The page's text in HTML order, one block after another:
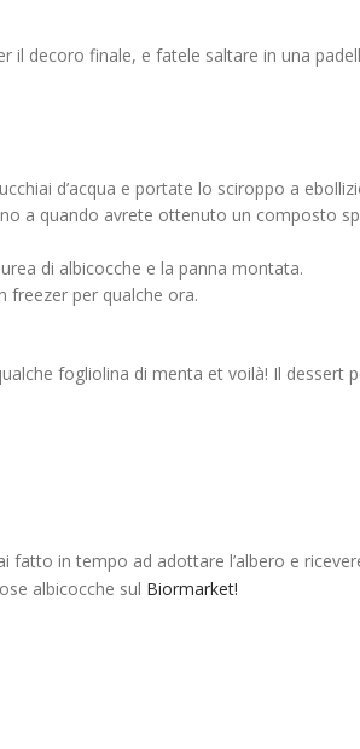
il decoro finale, e fatele saltare in una
d’acqua e portate lo sciroppo a
a quando avrete ottenuto un composto
di albicocche e la panna montata.
freezer per qualche ora.
fogliolina di menta et voilà! Il dessert
fatto in tempo ad adottare l’albero e
albicocche sul Biormarket!